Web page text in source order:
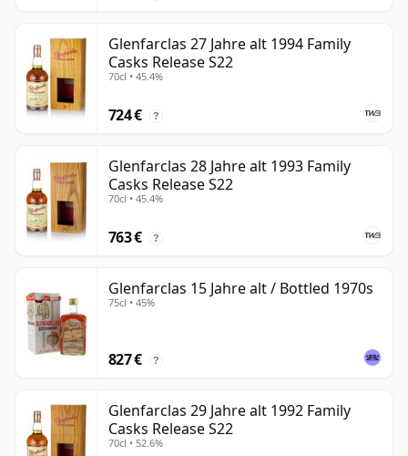
Glenfarclas 27 Jahre alt 1994 Family
Casks Release S22
70cl • 45.4%
724 € ?
Glenfarclas 28 Jahre alt 1993 Family
Casks Release S22
70cl • 45.4%
763 € ?
Glenfarclas 15 Jahre alt / Bottled 1970s
75cl • 45%
827 € ?
Glenfarclas 29 Jahre alt 1992 Family
Casks Release S22
70cl • 52.6%